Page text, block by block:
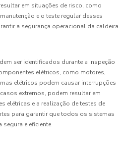
em situações de risco, como
e o teste regular desses
a segurança operacional da caldeira.
ser identificados durante a inspeção
elétricos, como motores,
elétricos podem causar interrupções
extremos, podem resultar em
elétricas e a realização de testes de
para garantir que todos os sistemas
e eficiente.